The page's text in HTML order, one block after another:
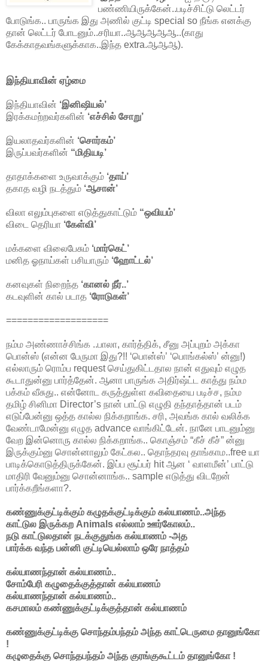
பண்ணியிருக்கேன்..படிச்சிட்டு லெட்டர்
போடுங்க.. பாருங்க இது அணில் குட்டி special so நீங்க எனக்கு
தான் லெட்டர் போடனும்..சரியா..ஆஆஆஆஆ..(காது
கேக்காதவங்களுக்காக..இந்த extra.ஆஆஆ).
இந்தியாவின் ஏழ்மை
இந்தியாவின் ‘இனிஷியல்’
இரக்கமற்றவர்களின் ‘எச்சில் சோறு’
இயலாதவர்களின் ‘சொர்கம்’
இருப்பவர்களின் “மிதியடி’
தாதாக்களை உருவாக்கும் ‘தாய்’
தகாத வழி நடத்தும் ‘ஆசான்’
விலா எலும்புகளை எடுத்துகாட்டும் “ஒவியம்’
விடை தெரியா ‘கேள்வி’
மக்களை விலைபேசும் ‘மார்கெட்’
மனித ஓநாய்கள் பசியாரும் ‘ஹோட்டல்’
கனவுகள் நிறைந்த ‘கானல் நீர்..’
கடவுளின் கால் படாத ‘ரோடுகள்’
===================
நம்ம அண்ணாச்சிங்க ..பாலா, கார்த்திக், சீனு அப்புறம் அக்கா
பொன்ஸ் (என்ன பேருமா இது?!! ‘பொன்ஸ்’ ‘பொங்கல்ஸ்’ ன்னு!)
எல்லாரும் ரொம்ப request செய்துகிட்டதால நான் எதுவும் எழுத
கூடாதுன்னு பார்த்தேன். ஆனா பாருங்க அதிர்ஷ்ட்ட காத்து நம்ம
பக்கம் வீசுது.. என்னோட கருத்துள்ள கவிதையை படிச்ச, நம்ம
தமிழ் சினிமா Director’s நான் பாட்டு எழுதி தந்தாத்தான் படம்
எடுப்பேன்னு ஒத்த கால்ல நிக்கறாங்க. சரி, அவங்க கால் வலிக்க
வேண்டாமேன்னு எழுத advance வாங்கிட்டேன். நானே பாடனும்னு
வேற இன்னொரு கால்ல நிக்கறாங்க.. கொஞ்சம் “கீச் கீச்” ன்னு
இருக்கும்னு சொன்னாலும் கேட்கல.. தொந்தரவு தாங்காம..free யா
பாடிக்கொடுத்திருக்கேன். இப்ப சூப்பர் hit ஆன ‘ வாளமீன்’ பாட்டு
மாதிரி வேனும்னு சொன்னாங்க.. sample எடுத்து விடறேன்
பார்க்கறீங்களா?.
கண்ணுக்குட்டிக்கும் கழுதக்குட்டிக்கும் கல்யாணம்..அந்த
காட்டுல இருக்கற Animals எல்லாம் ஊர்கோலம்..
நடு காட்டுலதான் நடக்குதுங்க கல்யாணம் -அத
பார்க்க வந்த பன்னி குட்டியெல்லாம் ஒரே நாத்தம்
கல்யாணந்தான் கல்யாணம்..
சோம்பேரி கழுதைக்குத்தான் கல்யாணம்
கல்யாணந்தான் கல்யாணம்..
கசமாலம் கண்ணுக்குட்டிக்குத்தான் கல்யாணம்
கண்ணுக்குட்டிக்கு சொந்தம்பந்தம் அந்த காட்டெருமை தானுங்கோ
!
கழுதைக்கு சொந்தபந்தம் அந்த குரங்குகூட்டம் தானுங்கோ !